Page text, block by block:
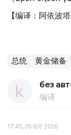
【编译：阿依波塔
总统 黄金储备
без
编译
17:45, 05 8月 2026